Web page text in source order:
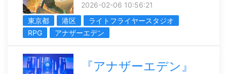
2026-02-06 10:56:21
東京都
港区
ライトフライヤースタジオ
RPG
アナザーエデン
『アナザーエデン』